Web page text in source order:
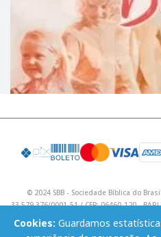
Cookies: Guardamos
© 2024 SBB - Sociedade Bíblica do
33.579.376/0001-51 / CEP: 06460-120 -
/ Telefone: (11) 4195 9590 /